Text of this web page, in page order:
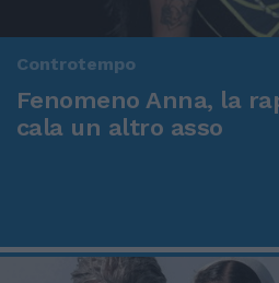
Controtempo
Fenomeno Anna, la
cala un altro asso